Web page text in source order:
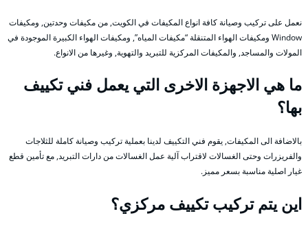
نعمل على تركيب وصيانة كافة انواع المكيفات في الكويت, من مكيفات وحدتين, ومكيفات
Window ومكيفات الهواء المتنقلة “مكيفات المياه”, ومكيفات الهواء الكبيرة الموجودة في
المولات والمساجد, والمكيفات المركزية للتبريد والتهوية, وغيرها من الانواع.
ما هي الاجهزة الاخرى التي يعمل فني تكييف
بها؟
بالاضافة الى المكيفات, يقوم فني التكييف لدينا بعملية تركيب وصيانة كاملة للثلاجات
والفريزرات وحتى الغسالات لاقتراب آلية عمل الغسالات من دارات التبريد, مع تأمين قطع
غيار اصلية مناسبة بسعر مميز.
اين يتم تركيب تكييف مركزي؟